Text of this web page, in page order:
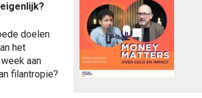
doelen
het
aan
filantropie?